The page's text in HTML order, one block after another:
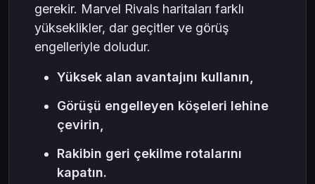
gerekir. Marvel Rivals haritaları farklı
yükseklikler, dar geçitler ve görüş
engelleriyle doludur.
Yüksek alan avantajını kullanın,
Görüşü engelleyen köşeleri lehine
çevirin,
Rakibin geri çekilme rotalarını
kapatın.